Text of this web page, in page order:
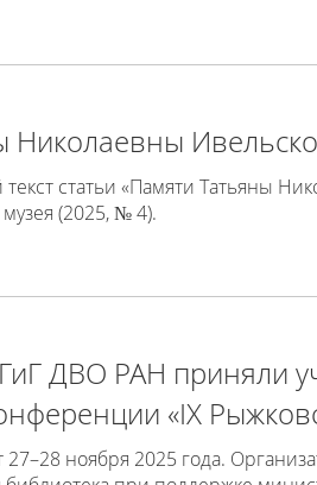
Николаевны
статьи «Памяти Татьяны
(2025, № 4).
ДВО РАН приняли
«IX
ноября 2025 года.